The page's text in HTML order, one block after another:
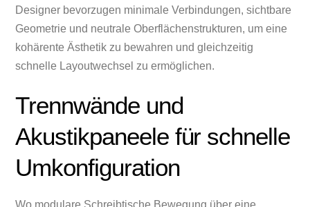
Designer bevorzugen minimale Verbindungen, sichtbare
Geometrie und neutrale Oberflächenstrukturen, um eine
kohärente Ästhetik zu bewahren und gleichzeitig
schnelle Layoutwechsel zu ermöglichen.
Trennwände und
Akustikpaneele für schnelle
Umkonfiguration
Wo modulare Schreibtische Bewegung über eine